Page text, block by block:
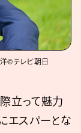
©テレビ朝日
立って魅力
エスパーとな